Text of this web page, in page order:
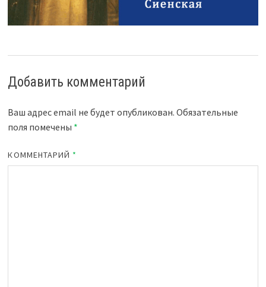
Добавить комментарий
Ваш адрес email не будет опубликован. Обязательные
поля помечены *
КОММЕНТАРИЙ *